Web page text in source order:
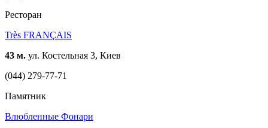
Ресторан
Très FRANÇAIS
43 м. ул. Костельная 3, Киев
(044) 279-77-71
Памятник
Влюбленные Фонари